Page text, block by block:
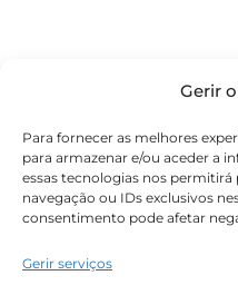
Gerir
Para fornecer as melhores
para armazenar e/ou aceder a
essas tecnologias nos
navegação ou IDs exclusivos
consentimento pode afetar
Gerir serviços